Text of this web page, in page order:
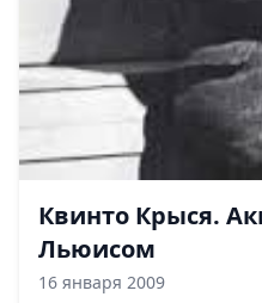
Квинто Крыся.
Льюисом
16 января 2009